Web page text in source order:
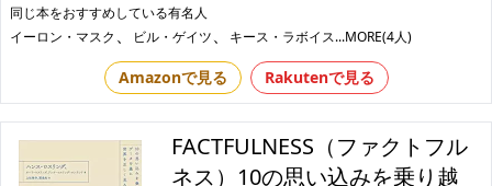
同じ本をおすすめしている有名人
イーロン・マスク 、 ビル・ゲイツ、 キース・ラボイス...MORE(4人)
Amazonで見る Rakutenで見る
FACTFULNESS（ファクトフル
ネス）10の思い込みを乗り越